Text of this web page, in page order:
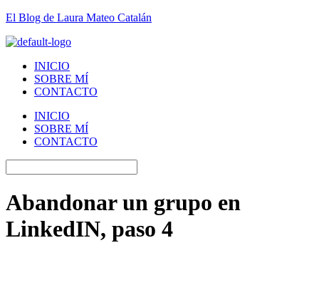
El Blog de Laura Mateo Catalán
INICIO
SOBRE MÍ
CONTACTO
INICIO
SOBRE MÍ
CONTACTO
Abandonar un grupo en
LinkedIN, paso 4